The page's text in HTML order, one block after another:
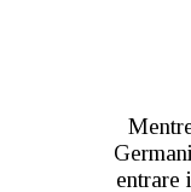
entrare